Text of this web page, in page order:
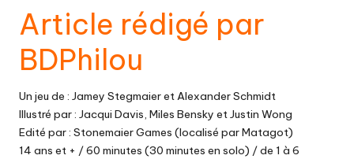
Article rédigé par
BDPhilou
Un jeu de : Jamey Stegmaier et Alexander Schmidt
Illustré par : Jacqui Davis, Miles Bensky et Justin Wong
Edité par : Stonemaier Games (localisé par Matagot)
14 ans et + / 60 minutes (30 minutes en solo) / de 1 à 6